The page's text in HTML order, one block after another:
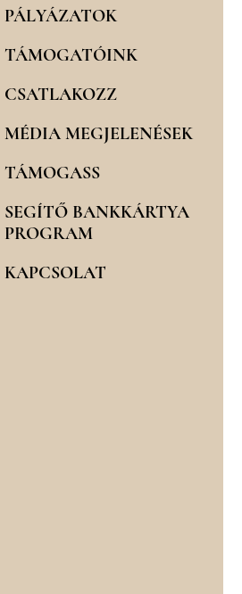
PÁLYÁZATOK
TÁMOGATÓINK
CSATLAKOZZ
MÉDIA MEGJELENÉSEK
TÁMOGASS
SEGÍTŐ BANKKÁRTYA
PROGRAM
KAPCSOLAT